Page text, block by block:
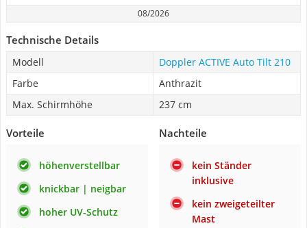
08/2026
Technische Details
Modell
Doppler ACTIVE Auto Tilt 210
Farbe
Anthrazit
Max. Schirmhöhe
237 cm
Vorteile
höhenverstellbar
knickbar | neigbar
hoher UV-Schutz
Nachteile
kein Ständer
inklusive
kein zweigeteilter
Mast